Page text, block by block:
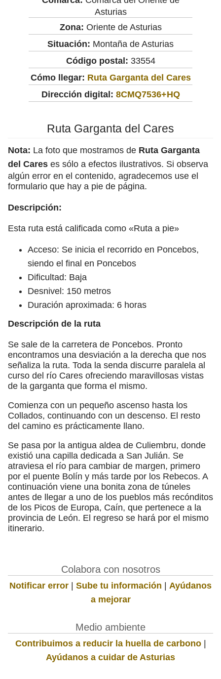
Asturias
Zona: Oriente de Asturias
Situación: Montaña de Asturias
Código postal: 33554
Cómo llegar: Ruta Garganta del Cares
Dirección digital: 8CMQ7536+HQ
Ruta Garganta del Cares
Nota: La foto que mostramos de Ruta Garganta
del Cares es sólo a efectos ilustrativos. Si observa
algún error en el contenido, agradecemos use el
formulario que hay a pie de página.
Descripción:
Esta ruta está calificada como «Ruta a pie»
Acceso: Se inicia el recorrido en Poncebos,
siendo el final en Poncebos
Dificultad: Baja
Desnivel: 150 metros
Duración aproximada: 6 horas
Descripción de la ruta
Se sale de la carretera de Poncebos. Pronto
encontramos una desviación a la derecha que nos
señaliza la ruta. Toda la senda discurre paralela al
curso del río Cares ofreciendo maravillosas vistas
de la garganta que forma el mismo.
Comienza con un pequeño ascenso hasta los
Collados, continuando con un descenso. El resto
del camino es prácticamente llano.
Se pasa por la antigua aldea de Culiembru, donde
existió una capilla dedicada a San Julián. Se
atraviesa el río para cambiar de margen, primero
por el puente Bolín y más tarde por los Rebecos. A
continuación viene una bonita zona de túneles
antes de llegar a uno de los pueblos más recónditos
de los Picos de Europa, Caín, que pertenece a la
provincia de León. El regreso se hará por el mismo
itinerario.
Colabora con nosotros
Notificar error | Sube tu información | Ayúdanos
a mejorar
Medio ambiente
Contribuimos a reducir la huella de carbono|
Ayúdanos a cuidar de Asturias